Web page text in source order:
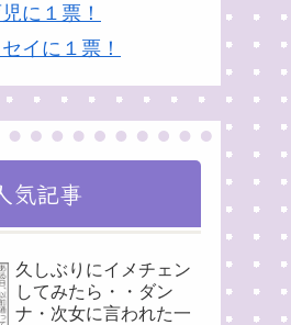
に１票！
イに１票！
気記事
久しぶりにイメチェン
してみたら・・ダン
ナ・次女に言われた一